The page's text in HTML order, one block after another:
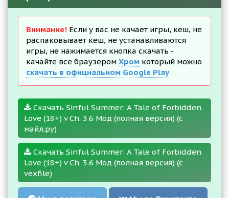
Внимание! Если у вас не качает игры, кеш, не
распаковывает кеш, не устанавливаются
игры, не нажимается кнопка скачать -
качайте все браузером Хром который можно
скачать в официальном Google Play
Скачать Sinful Summer: A Tale of Forbidden
Love (18+) v Ch. 3.6 Мод (полная версия) (с
майл.ру)
Скачать Sinful Summer: A Tale of Forbidden
Love (18+) v Ch. 3.6 Мод (полная версия) (с
vexfile)